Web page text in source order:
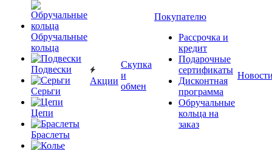
Обручальные
кольца
Подвески
Серьги
Цепи
Браслеты
Акции
Скупка
и
обмен
Покупателю
Рассрочка и
кредит
Подарочные
сертификаты
Дисконтная
программа
Обручальные
кольца на
заказ